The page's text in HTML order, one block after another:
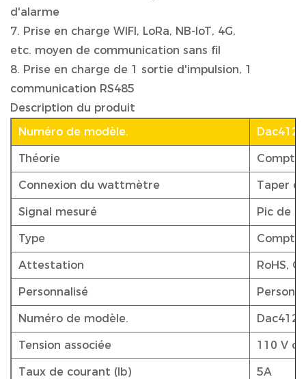
d'alarme
7. Prise en charge WIFI, LoRa, NB-IoT, 4G,
etc. moyen de communication sans fil
8. Prise en charge de 1 sortie d'impulsion, 1
communication RS485
Description du produit
Numéro de modèle.
Théorie
Connexion du wattmètre Taper
Signal mesuré Pic de
Type
Attestation RoHS,
Personnalisé
Numéro de modèle.
Tension associée 110 V
Taux de courant (Ib) 5A